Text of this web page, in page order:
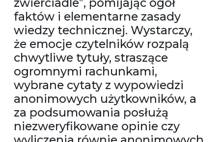
faktów i elementarne zasady
wiedzy technicznej. Wystarczy,
że emocje czytelników rozpalą
chwytliwe tytuły, straszące
ogromnymi rachunkami,
wybrane cytaty z wypowiedzi
anonimowych użytkowników, a
za podsumowania posłużą
niezweryfikowane opinie czy